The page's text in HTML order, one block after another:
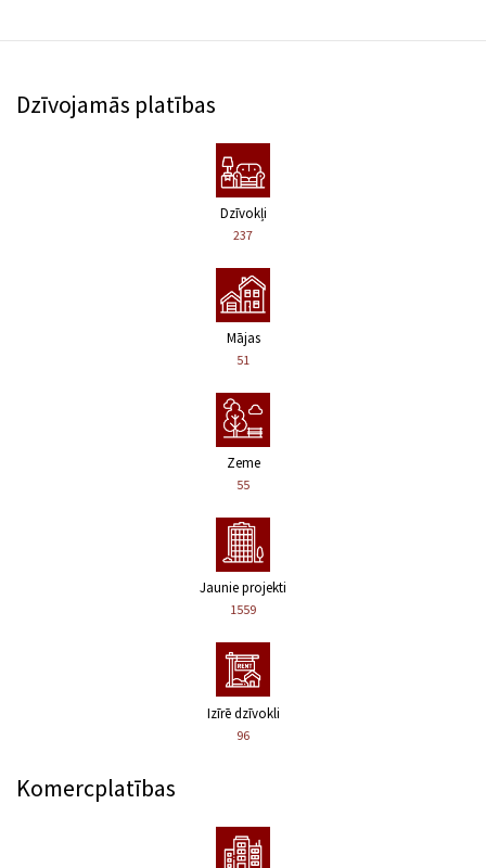
Dzīvojamās platības
Dzīvokļi
237
Mājas
51
Zeme
55
Jaunie projekti
1559
Izīrē dzīvokli
96
Komercplatības